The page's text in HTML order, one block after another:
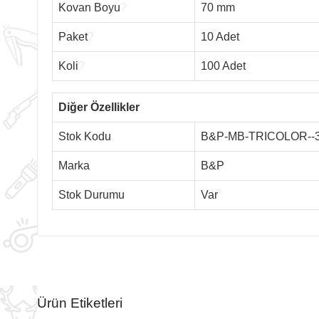
Kovan Boyu 70 mm
Paket? 10 Adet
Koli 100 Adet
Diğer Özellikler
Stok Kodu B&P-MB-TRICOLOR--
Marka B&P
Stok Durumu Var
Ürün Etiketleri